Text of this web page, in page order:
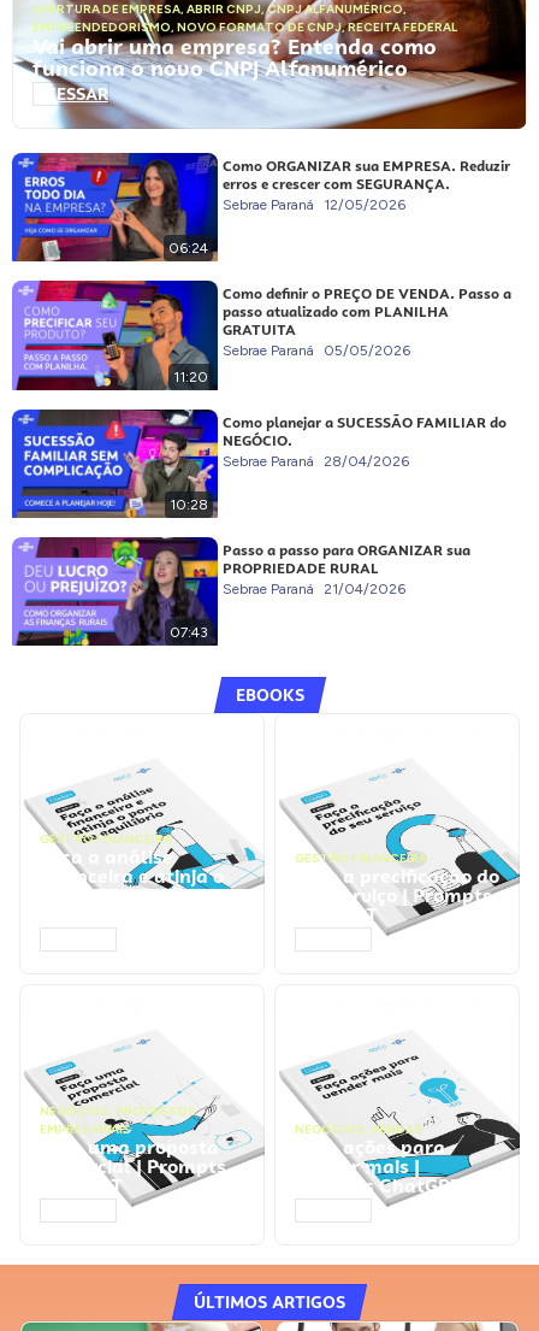
ABERTURA DE EMPRESA, ABRIR CNPJ,CNPJ ALFANUMÉRICO,
EMPREENDEDORISMO, NOVO FORMATO DE CNPJ,RECEITA FEDERAL
Vai abrir uma empresa? Entenda como
funciona o novo CNPJ Alfanumérico
ACESSAR
06:24
Como ORGANIZAR sua EMPRESA. Reduzir
erros e crescer com SEGURANÇA.
Sebrae Paraná 12/05/2026
11:20
Como definir o PREÇO DE VENDA. Passo a
passo atualizado com PLANILHA
GRATUITA
Sebrae Paraná 05/05/2026
10:28
Como planejar a SUCESSÃO FAMILIAR do
NEGÓCIO.
Sebrae Paraná 28/04/2026
07:43
Passo a passo para ORGANIZAR sua
PROPRIEDADE RURAL
Sebrae Paraná 21/04/2026
EBOOKS
GESTÃO FINANCEIRA
Faça a análise
financeira e atinja o
ponto de equilíbrio |
GESTÃO FINANCEIRA
Faça a precificação do
seu serviço | Prompts
ChatGPT
NEGÓCIOS, PROCESSOS
EMPRESARIAIS
Faça uma proposta
comercial | Prompts
ChatGPT
NEGÓCIOS, VENDAS
Faça ações para
vender mais |
Prompts ChatGPT
ÚLTIMOS ARTIGOS